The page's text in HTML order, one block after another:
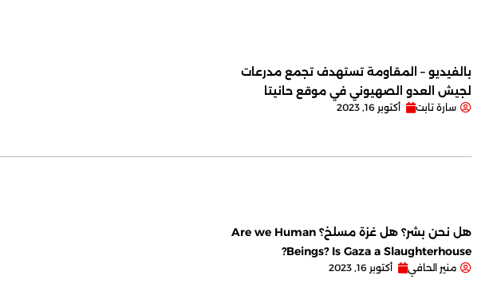
بالفيديو – المقاومة تستهدف تجمع مدرعات
لجيش العدو الصهيوني في موقع حانيتا
سارة تابت أكتوبر 16, 2023
هل نحن بشر؟ هل غزة مسلخ؟ Are we Human
Beings? Is Gaza a Slaughterhouse?
منير الحافي أكتوبر 16, 2023